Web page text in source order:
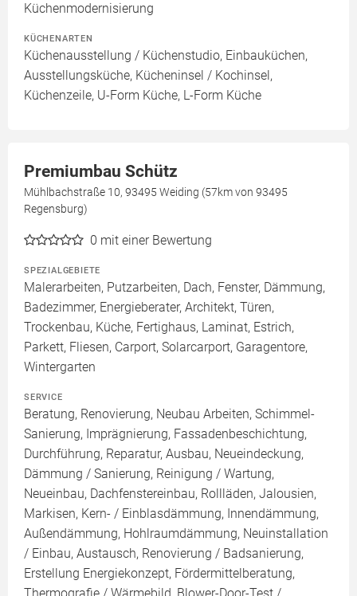
Küchenmodernisierung
KÜCHENARTEN
Küchenausstellung / Küchenstudio, Einbauküchen,
Ausstellungsküche, Kücheninsel / Kochinsel,
Küchenzeile, U-Form Küche, L-Form Küche
Premiumbau Schütz
Mühlbachstraße 10, 93495 Weiding (57km von 93495
Regensburg)
0 mit einer Bewertung
SPEZIALGEBIETE
Malerarbeiten, Putzarbeiten, Dach, Fenster, Dämmung,
Badezimmer, Energieberater, Architekt, Türen,
Trockenbau, Küche, Fertighaus, Laminat, Estrich,
Parkett, Fliesen, Carport, Solarcarport, Garagentore,
Wintergarten
SERVICE
Beratung, Renovierung, Neubau Arbeiten, Schimmel-
Sanierung, Imprägnierung, Fassadenbeschichtung,
Durchführung, Reparatur, Ausbau, Neueindeckung,
Dämmung / Sanierung, Reinigung / Wartung,
Neueinbau, Dachfenstereinbau, Rollläden, Jalousien,
Markisen, Kern- / Einblasdämmung, Innendämmung,
Außendämmung, Hohlraumdämmung, Neuinstallation
/ Einbau, Austausch, Renovierung / Badsanierung,
Erstellung Energiekonzept, Fördermittelberatung,